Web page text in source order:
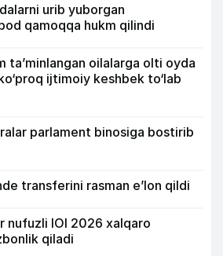
urib yuborgan
qamoqqa hukm qilindi
ta’minlangan oilalarga olti oyda
ijtimoiy keshbek to‘lab
parlament binosiga bostirib
transferini rasman e’lon qildi
nufuzli IOI 2026 xalqaro
qiladi